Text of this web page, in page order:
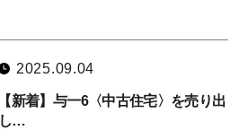
2025.09.04
【新着】与一6〈中古住宅〉を売り出
し…